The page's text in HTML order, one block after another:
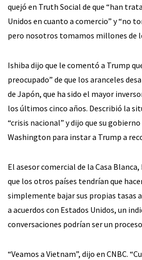
quejó en Truth Social de que “han
Unidos en cuanto a comercio” y “no
pero nosotros tomamos millones de
Ishiba dijo que le comentó a Trump
preocupado” de que los aranceles
de Japón, que ha sido el mayor
los últimos cinco años. Describió la
“crisis nacional” y dijo que su
Washington para instar a Trump a
El asesor comercial de la Casa
que los otros países tendrían que
simplemente bajar sus propias tasas
a acuerdos con Estados Unidos, un
conversaciones podrían ser un
“Veamos a Vietnam”, dijo en CNBC.